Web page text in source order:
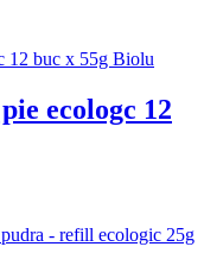
ecologc 12